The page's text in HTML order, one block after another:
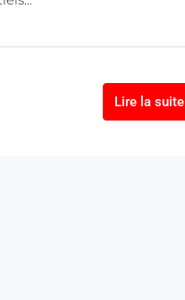
Lire la suite